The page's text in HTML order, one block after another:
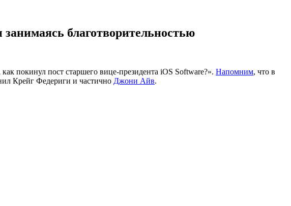
благотворительностью
как покинул пост старшего вице-президента iOS Software?». Напомним, что в
Крейг Федериги и частично Джони Айв.